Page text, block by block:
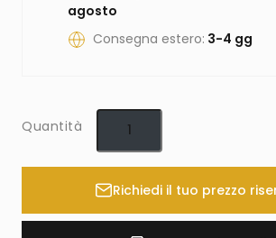
agosto
Consegna estero: 3-4 gg
Quantità
Richiedi il tuo prezzo